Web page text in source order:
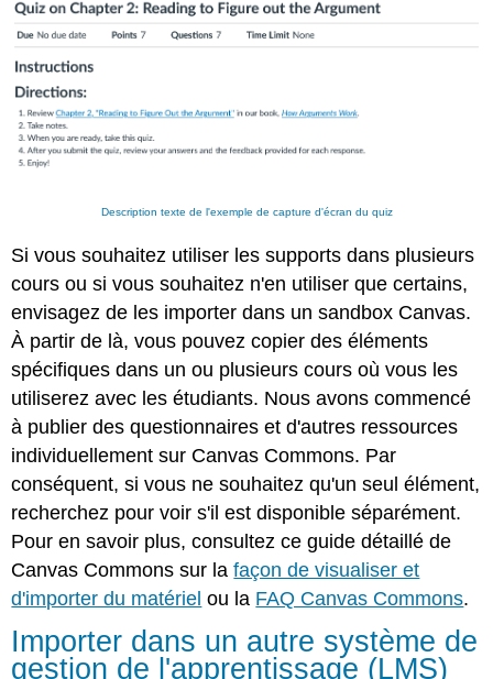
Description texte de l'exemple de capture d'écran du quiz
Si vous souhaitez utiliser les supports dans plusieurs
cours ou si vous souhaitez n'en utiliser que certains,
envisagez de les importer dans un sandbox Canvas.
À partir de là, vous pouvez copier des éléments
spécifiques dans un ou plusieurs cours où vous les
utiliserez avec les étudiants. Nous avons commencé
à publier des questionnaires et d'autres ressources
individuellement sur Canvas Commons. Par
conséquent, si vous ne souhaitez qu'un seul élément,
recherchez pour voir s'il est disponible séparément.
Pour en savoir plus, consultez ce guide détaillé de
Canvas Commons sur lafaçon de visualiser et
d'importer du matériel ou la FAQ Canvas Commons.
Importer dans un autre système de
gestion de l'apprentissage (LMS)